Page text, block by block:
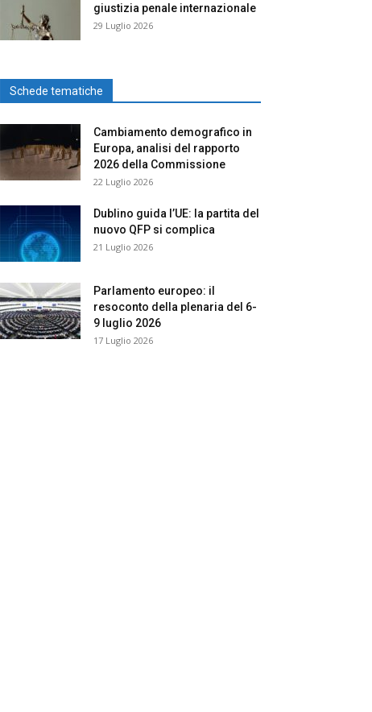
giustizia penale internazionale
29 Luglio 2026
Schede tematiche
Cambiamento demografico in
Europa, analisi del rapporto
2026 della Commissione
22 Luglio 2026
Dublino guida l’UE: la partita del
nuovo QFP si complica
21 Luglio 2026
Parlamento europeo: il
resoconto della plenaria del 6-
9 luglio 2026
17 Luglio 2026